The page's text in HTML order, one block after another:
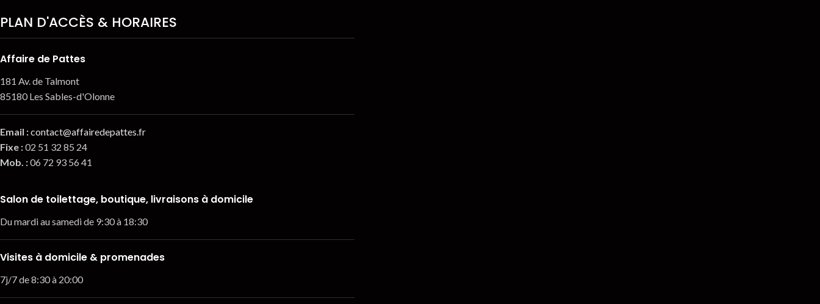
PLAN D'ACCÈS & HORAIRES
Affaire de Pattes
181 Av. de Talmont
85180 Les Sables-d'Olonne
Email :contact@affairedepattes.fr
Fixe :02 51 32 85 24
Mob. :06 72 93 56 41
Salon de toilettage, boutique, livraisons à domicile
Du mardi au samedi de 9:30 à 18:30
Visites à domicile & promenades
7j/7 de 8:30 à 20:00